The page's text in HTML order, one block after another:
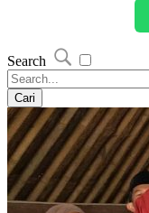
Search